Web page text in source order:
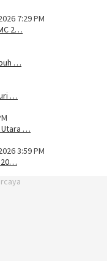
7:29 PM
2…
…
…
Utara …
3:59 PM
20…